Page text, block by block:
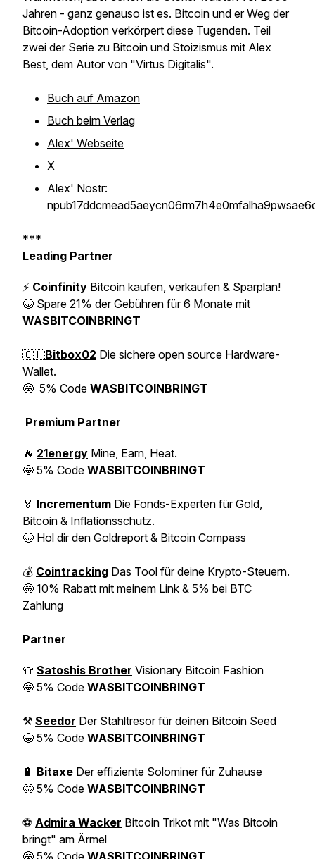
Jahren - ganz genauso ist es. Bitcoin und er Weg der
Bitcoin-Adoption verkörpert diese Tugenden. Teil
zwei der Serie zu Bitcoin und Stoizismus mit Alex
Best, dem Autor von "Virtus Digitalis".
Buch auf Amazon
Buch beim Verlag
Alex' Webseite
X
Alex' Nostr:
***
Leading Partner
⚡️ Coinfinity Bitcoin kaufen, verkaufen & Sparplan!
🤩 Spare 21% der Gebühren für 6 Monate mit
WASBITCOINBRINGT
🇨🇭Bitbox02 Die sichere open source Hardware-
Wallet.
🤩 5% Code WASBITCOINBRINGT
Premium Partner
🔥 21energy Mine, Earn, Heat.
🤩 5% Code WASBITCOINBRINGT
🏅 Incrementum Die Fonds-Experten für Gold,
Bitcoin & Inflationsschutz.
🤩 Hol dir den Goldreport & Bitcoin Compass
💰 Cointracking Das Tool für deine Krypto-Steuern.
🤩 10% Rabatt mit meinem Link & 5% bei BTC
Zahlung
Partner
👕 Satoshis Brother Visionary Bitcoin Fashion
🤩 5% Code WASBITCOINBRINGT
⚒️ Seedor Der Stahltresor für deinen Bitcoin Seed
🤩 5% Code WASBITCOINBRINGT
🔋 Bitaxe Der effiziente Solominer für Zuhause
🤩 5% Code WASBITCOINBRINGT
⚽️ Admira Wacker Bitcoin Trikot mit "Was Bitcoin
bringt" am Ärmel
🤩 5% Code WASBITCOINBRINGT